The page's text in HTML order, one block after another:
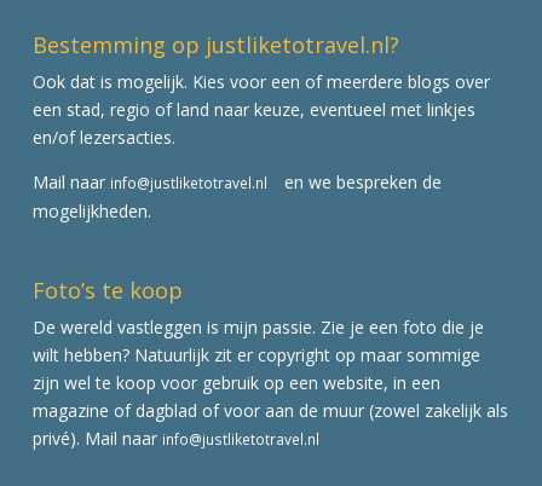
Bestemming op justliketotravel.nl?
Ook dat is mogelijk. Kies voor een of meerdere blogs over
een stad, regio of land naar keuze, eventueel met linkjes
en/of lezersacties.
Mail naar info@justliketotravel.nl
en we bespreken de
mogelijkheden.
Foto’s te koop
De wereld vastleggen is mijn passie. Zie je een foto die je
wilt hebben? Natuurlijk zit er copyright op maar sommige
zijn wel te koop voor gebruik op een website, in een
magazine of dagblad of voor aan de muur (zowel zakelijk als
privé). Mail naar info@justliketotravel.nl